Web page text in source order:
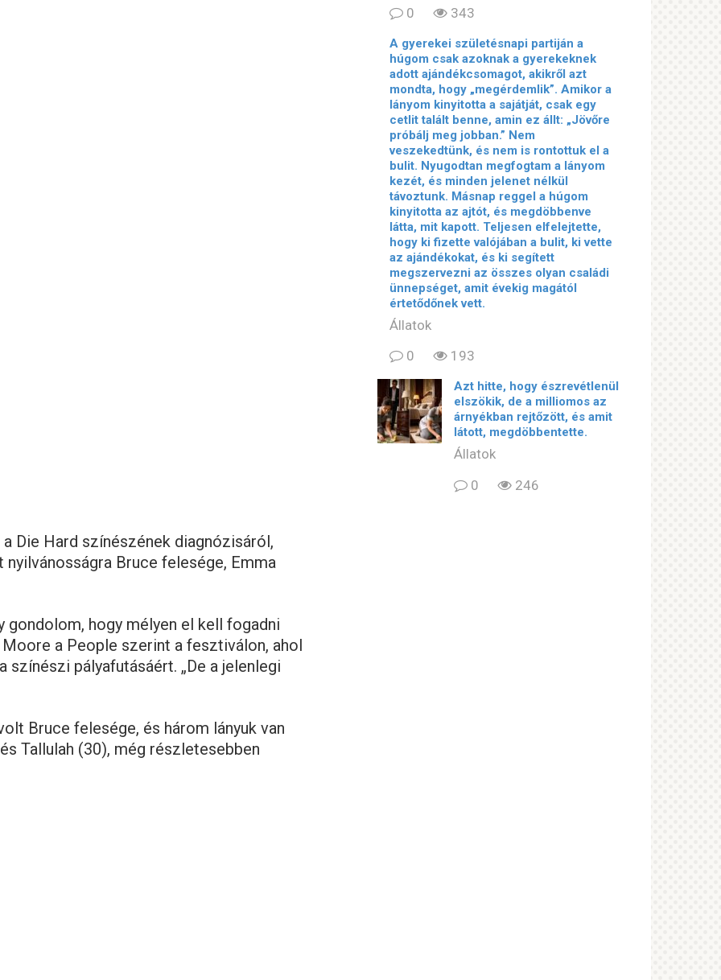
Die Hard színészének diagnózisáról,
Bruce felesége, Emma
gondolom, hogy mélyen el kell fogadni
a People szerint a fesztiválon, ahol
pályafutásáért. „De a jelenlegi
Bruce felesége, és három lányuk van
Tallulah (30), még részletesebben
0
343
A gyerekei születésnapi partiján a
húgom csak azoknak a gyerekeknek
adott ajándékcsomagot, akikről azt
mondta, hogy „megérdemlik”. Amikor a
lányom kinyitotta a sajátját, csak egy
cetlit talált benne, amin ez állt: „Jövőre
próbálj meg jobban.” Nem
veszekedtünk, és nem is rontottuk el a
bulit. Nyugodtan megfogtam a lányom
kezét, és minden jelenet nélkül
távoztunk. Másnap reggel a húgom
kinyitotta az ajtót, és megdöbbenve
látta, mit kapott. Teljesen elfelejtette,
hogy ki fizette valójában a bulit, ki vette
az ajándékokat, és ki segített
megszervezni az összes olyan családi
ünnepséget, amit évekig magától
értetődőnek vett.
Állatok
0
193
Azt hitte, hogy észrevétlenül
elszökik, de a milliomos az
árnyékban rejtőzött, és amit
látott, megdöbbentette.
Állatok
0
246